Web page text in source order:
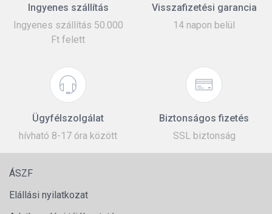
Ingyenes szállítás
Ingyenes szállítás 50.000
Ft felett
Visszafizetési garancia
14 napon belül
Ügyfélszolgálat
hívható 8-17 óra között
Biztonságos fizetés
SSL biztonság
ÁSZF
Elállási nyilatkozat